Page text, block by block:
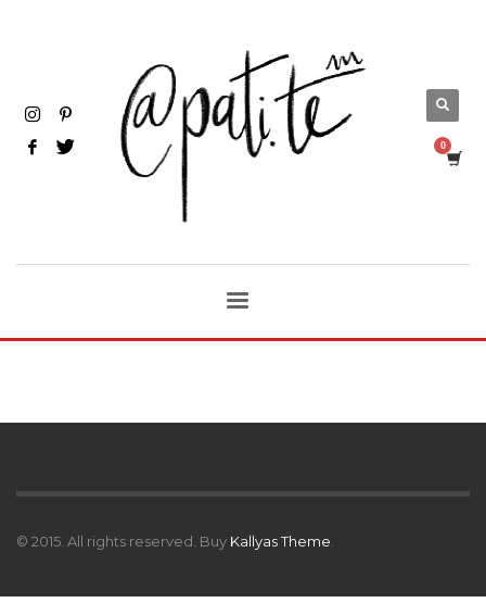
© 2015. All rights reserved. Buy Kallyas Theme